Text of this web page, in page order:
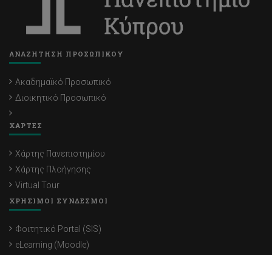
ΑΝΑΖΗΤΗΣΗ ΠΡΟΣΩΠΙΚΟΥ
Ακαδημαϊκό Προσωπικό
Διοικητικό Προσωπικό
ΧΑΡΤΕΣ
Χάρτης Πανεπιστημίου
Χάρτης Πλοήγησης
Virtual Tour
ΧΡΗΣΙΜΟΙ ΣΥΝΔΕΣΜΟΙ
Φοιτητικό Portal (SIS)
eLearning (Moodle)